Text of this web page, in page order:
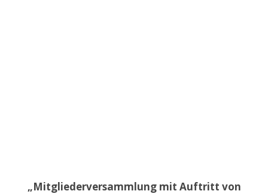
„Mitgliederversammlung mit Auftritt von